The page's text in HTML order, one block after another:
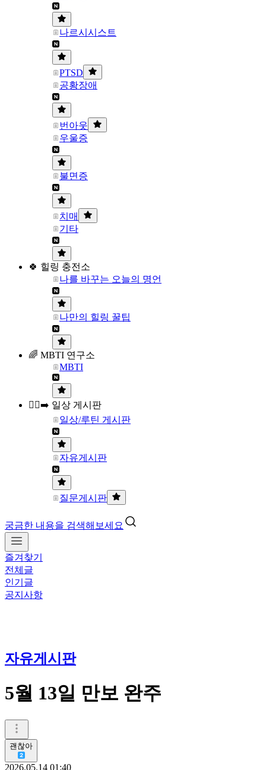
나르시시스트
PTSD
공황장애
번아웃
우울증
불면증
치매
기타
🍀 힐링 충전소
나를 바꾸는 오늘의 명언
나만의 힐링 꿀팁
🌈 MBTI 연구소
MBTI
🏃‍♀️‍➡️ 일상 게시판
일상/루틴 게시판
자유게시판
질문게시판
궁금한 내용을 검색해보세요
즐겨찾기
전체글
인기글
공지사항
자유게시판
5월 13일 만보 완주
괜찮아
2026.05.14 01:40